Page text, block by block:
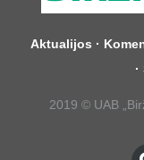
Aktualijos ·
·
2019 © UAB